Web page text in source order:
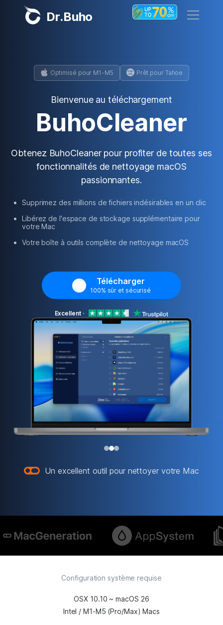
Dr.Buho
Produits
BuhoCleaner
BuhoUnlocker
BuhoNTFS
Boutique
À propos de nous
Support
Confidentialité
Politique de
remboursement
Optimisé pour M1-M5 Prêt pour Tahoe
Bienvenue au téléchargement
BuhoCleaner
Obtenez BuhoCleaner pour profiter de toutes ses
fonctionnalités de nettoyage macOS
passionnantes.
Supprimez des millions de fichiers indésirables en un clic
Libérez de l'espace de stockage supplémentaire pour
votre Mac
Votre boîte à outils complète de nettoyage macOS
Télécharger
100% sûr et sécurisé
Excellent·
Un excellent outil pour nettoyer votre Mac
Configuration système requise
OSX 10.10 ~ macOS 26
Intel / M1-M5 (Pro/Max) Macs